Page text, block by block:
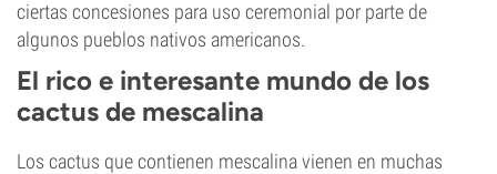
ciertas concesiones para uso ceremonial por parte de
algunos pueblos nativos americanos.
El rico e interesante mundo de los
cactus de mescalina
Los cactus que contienen mescalina vienen en muchas